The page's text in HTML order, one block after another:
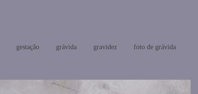
gestação grávida gravidez
foto de grávida